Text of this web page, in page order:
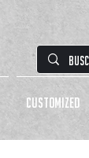
CUSTOMIZED